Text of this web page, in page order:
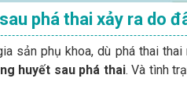
phá thai xảy ra do
sản phụ khoa, dù phá thai
huyết sau phá thai. Và tình